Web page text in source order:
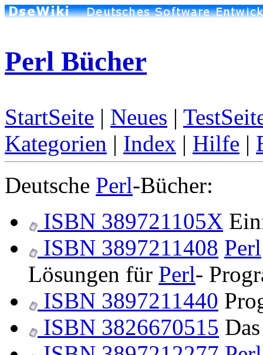
Perl Bücher
StartSeite | Neues |
Kategorien | Index | Hilfe |
Deutsche Perl-Bücher:
ISBN 389721105X
ISBN 3897211408 Perl
Lösungen für Perl-
ISBN 3897211440
ISBN 3826670515